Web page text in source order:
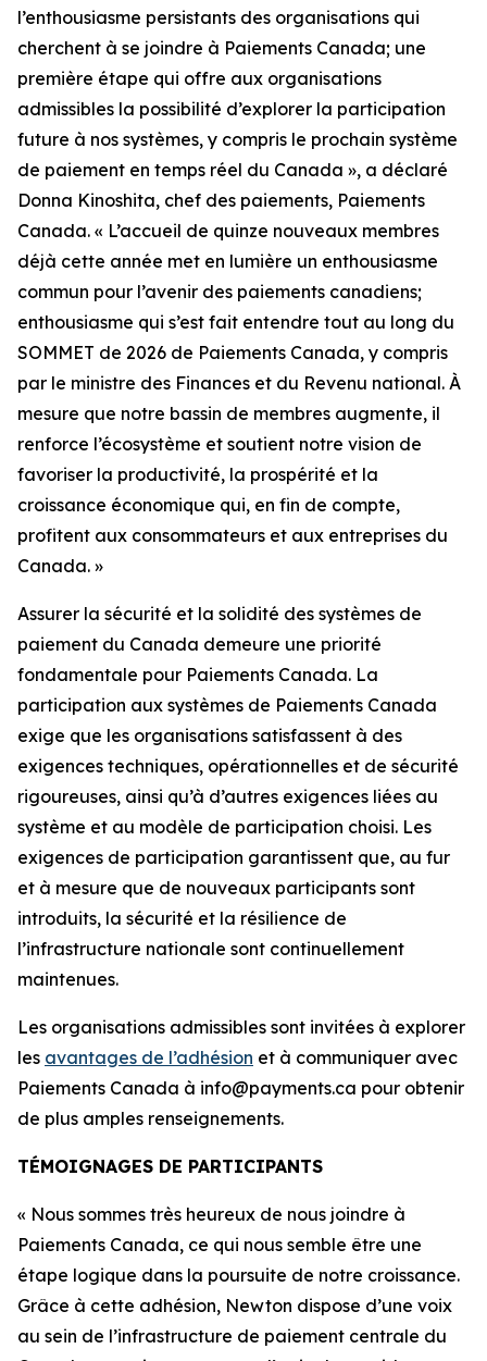
l’enthousiasme persistants des organisations qui
cherchent à se joindre à Paiements Canada; une
première étape qui offre aux organisations
admissibles la possibilité d’explorer la participation
future à nos systèmes, y compris le prochain système
de paiement en temps réel du Canada », a déclaré
Donna Kinoshita, chef des paiements, Paiements
Canada. « L’accueil de quinze nouveaux membres
déjà cette année met en lumière un enthousiasme
commun pour l’avenir des paiements canadiens;
enthousiasme qui s’est fait entendre tout au long du
SOMMET de 2026 de Paiements Canada, y compris
par le ministre des Finances et du Revenu national. À
mesure que notre bassin de membres augmente, il
renforce l’écosystème et soutient notre vision de
favoriser la productivité, la prospérité et la
croissance économique qui, en fin de compte,
profitent aux consommateurs et aux entreprises du
Canada. »
Assurer la sécurité et la solidité des systèmes de
paiement du Canada demeure une priorité
fondamentale pour Paiements Canada. La
participation aux systèmes de Paiements Canada
exige que les organisations satisfassent à des
exigences techniques, opérationnelles et de sécurité
rigoureuses, ainsi qu’à d’autres exigences liées au
système et au modèle de participation choisi. Les
exigences de participation garantissent que, au fur
et à mesure que de nouveaux participants sont
introduits, la sécurité et la résilience de
l’infrastructure nationale sont continuellement
maintenues.
Les organisations admissibles sont invitées à explorer
les avantages de l’adhésion et à communiquer avec
Paiements Canada à info@payments.ca pour obtenir
de plus amples renseignements.
TÉMOIGNAGES DE PARTICIPANTS
« Nous sommes très heureux de nous joindre à
Paiements Canada, ce qui nous semble être une
étape logique dans la poursuite de notre croissance.
Grâce à cette adhésion, Newton dispose d’une voix
au sein de l’infrastructure de paiement centrale du